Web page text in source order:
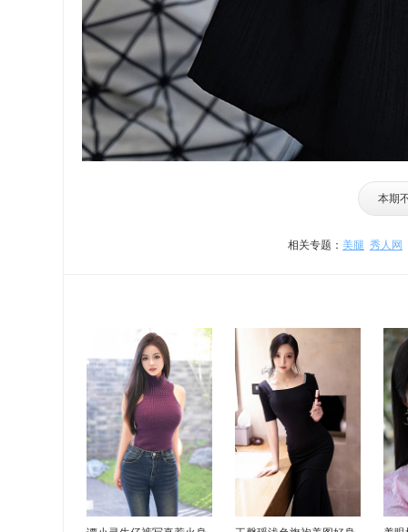
本期
相关专题： 美腿 秀人网